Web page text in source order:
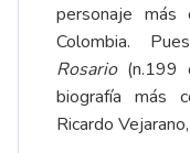
personaje más
Colombia.
Rosario(n.199
biografía más
Ricardo